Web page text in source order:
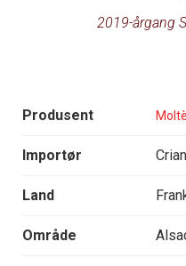
2019-årgang
Produsent
Importør
Land
Område